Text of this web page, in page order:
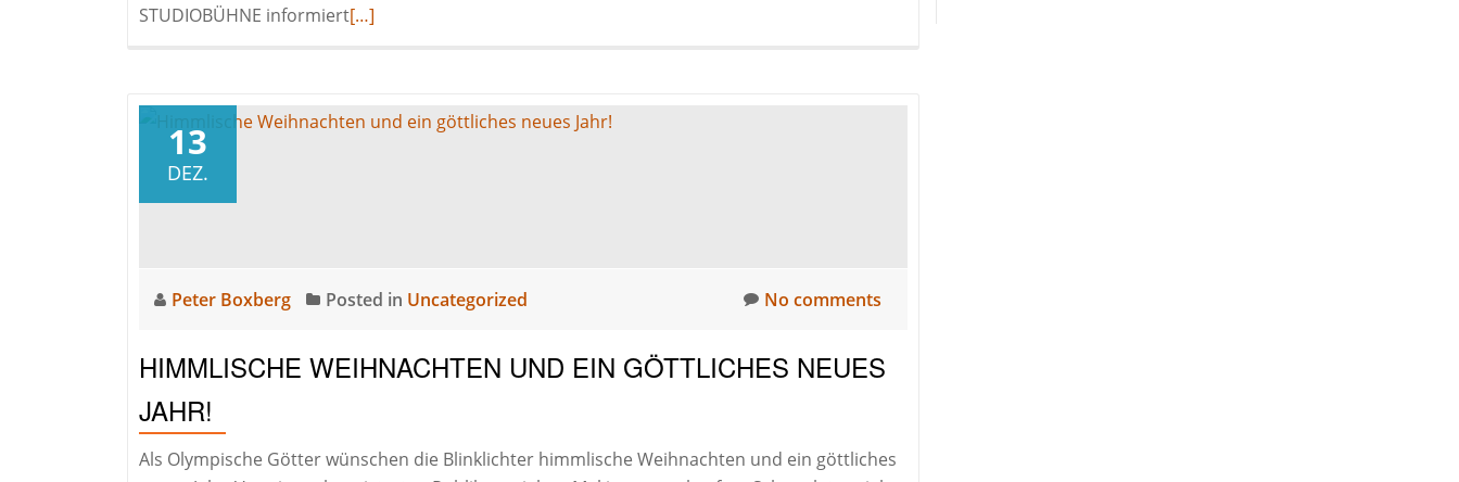
STUDIOBÜHNE informiertRead
zur
[…]
13
DEZ.
Peter Boxberg Posted in Uncategorized No comments
HIMMLISCHE WEIHNACHTEN UND EIN GÖTTLICHES NEUES
JAHR!
Als Olympische Götter wünschen die Blinklichter himmlische Weihnachten und ein göttliches